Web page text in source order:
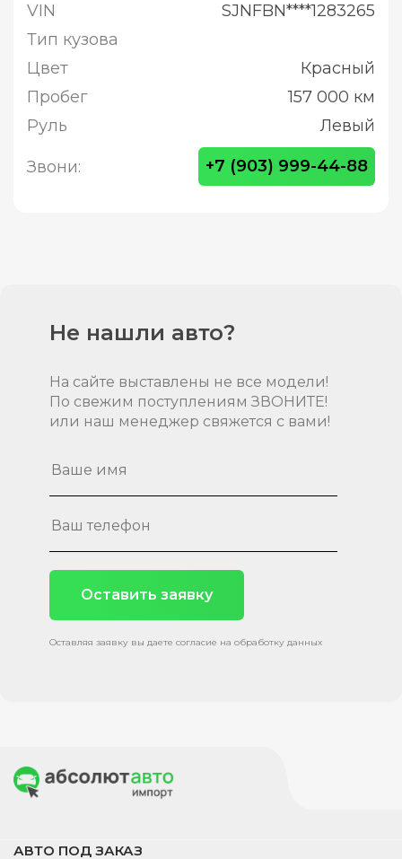
VIN
SJNFBN****1283265
Тип кузова
Цвет
Красный
Пробег
157 000 км
Руль
Левый
Звони: +7 (903) 999-44-88
Не нашли авто?
На сайте выставлены не все модели!
По свежим поступлениям ЗВОНИТЕ!
или наш менеджер свяжется с вами!
Оставить заявку
Оставляя заявку вы даете согласие на обработку данных
АВТО ПОД ЗАКАЗ